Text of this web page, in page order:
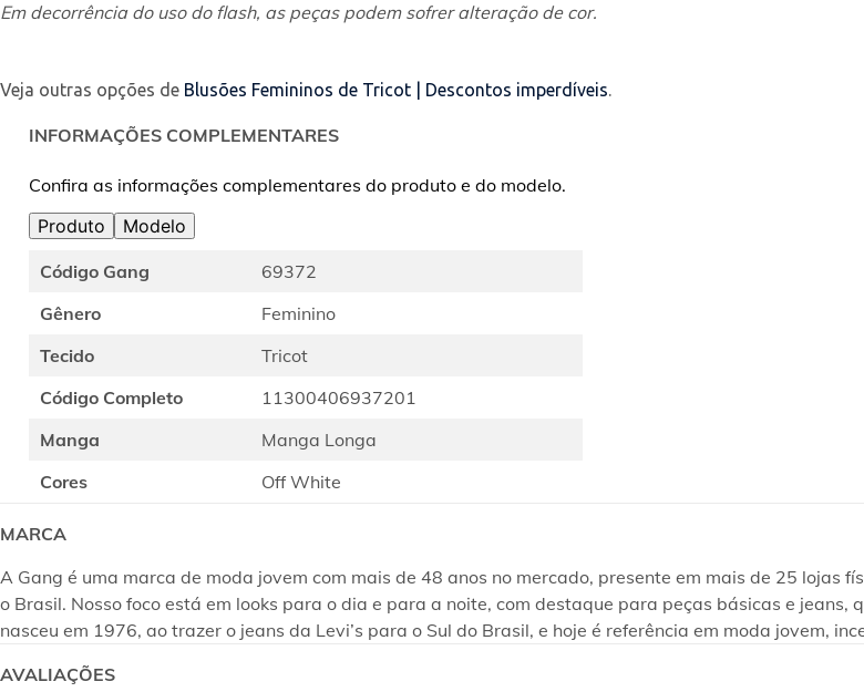
Em decorrência do uso do flash, as peças podem sofrer alteração de cor.
Veja outras opções de Blusões Femininos de Tricot | Descontos imperdíveis.
INFORMAÇÕES COMPLEMENTARES
Confira as informações complementares do produto e do modelo.
Produto
Modelo
Código Gang
69372
Gênero
Feminino
Tecido
Tricot
Código Completo
11300406937201
Manga
Manga Longa
Cores
Off White
MARCA
A Gang é uma marca de moda jovem com mais de 48 anos no mercado, presente em mais de 25 lojas
o Brasil. Nosso foco está em looks para o dia e para a noite, com destaque para peças básicas e
nasceu em 1976, ao trazer o jeans da Levi’s para o Sul do Brasil, e hoje é referência em moda jovem,
AVALIAÇÕES